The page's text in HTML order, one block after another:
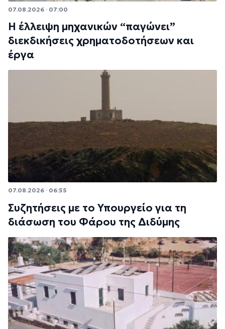
07.08.2026 · 07:00
Η έλλειψη μηχανικών “παγώνει”
διεκδικήσεις χρηματοδοτήσεων και
έργα
07.08.2026 · 06:55
Συζητήσεις με το Υπουργείο για τη
διάσωση του Φάρου της Διδύμης